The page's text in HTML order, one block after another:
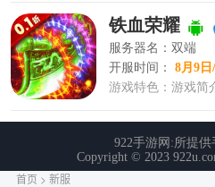
首页 > 新服